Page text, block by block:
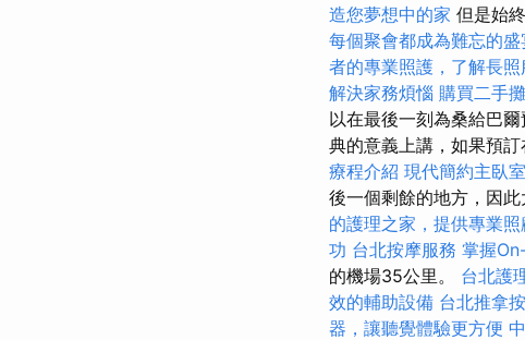
造您夢想中的家 但是始
每個聚會都成為難忘的盛
者的專業照護，了解長照
解決家務煩惱 購買二手
以在最後一刻為桑給巴
典的意義上講，如果預
療程介紹 現代簡約主臥
後一個剩餘的地方，因
的護理之家，提供專業
功 台北按摩服務 掌握
的機場35公里。 台北護
效的輔助設備 台北推拿
器，讓聽覺體驗更方便